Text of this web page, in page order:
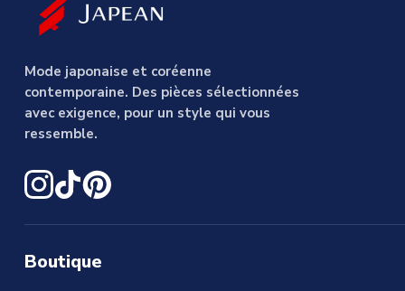
Mode japonaise et coréenne
contemporaine. Des pièces sélectionnées
avec exigence, pour un style qui vous
ressemble.
Boutique